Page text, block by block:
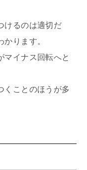
けるのは適切だ
ります。
マイナス回転へと
くことのほうが多